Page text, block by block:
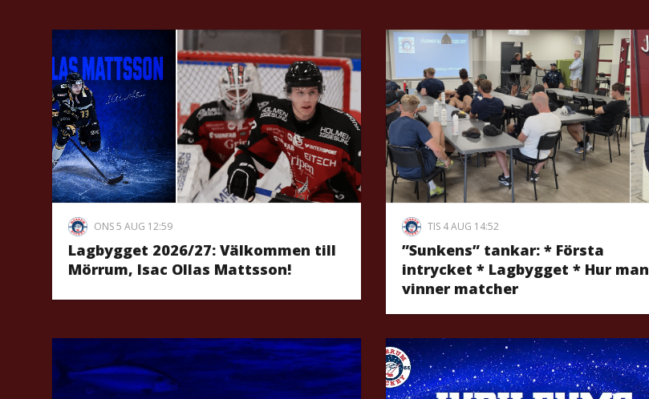
ONS 5 AUG 12:59
Lagbygget 2026/27: Välkommen till
Mörrum, Isac Ollas Mattsson!
TIS 4 AUG 14:52
”Sunkens” tankar: * Första
intrycket * Lagbygget * Hur man
vinner matcher